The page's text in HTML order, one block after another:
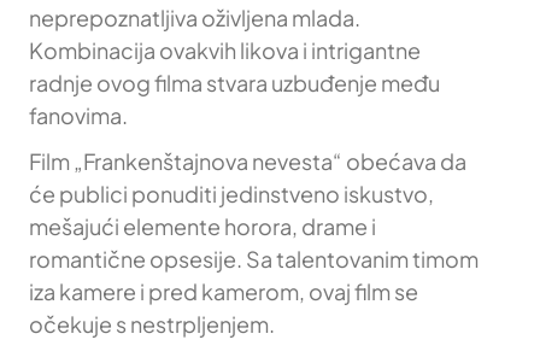
neprepoznatljiva oživljena mlada.
Kombinacija ovakvih likova i intrigantne
radnje ovog filma stvara uzbuđenje među
fanovima.
Film „Frankenštajnova nevesta“ obećava da
će publici ponuditi jedinstveno iskustvo,
mešajući elemente horora, drame i
romantične opsesije. Sa talentovanim timom
iza kamere i pred kamerom, ovaj film se
očekuje s nestrpljenjem.